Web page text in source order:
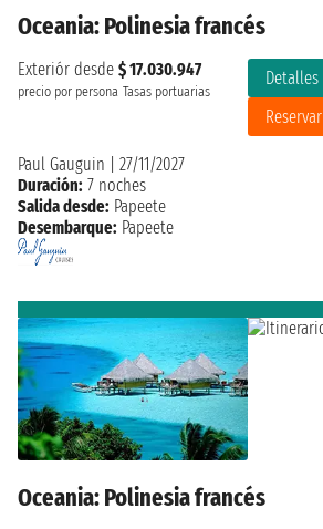
Oceania: Polinesia francés
Exteriór desde $ 17.030.947
precio por persona Tasas portuarias
Detalles
Reservar
Paul Gauguin
27/11/2027
Duración: 7 noches
Salida desde: Papeete
Desembarque: Papeete
Oceania: Polinesia francés